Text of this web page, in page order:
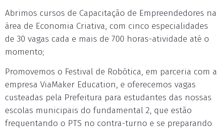
Abrimos cursos de Capacitação de Empreendedores na
área de Economia Criativa, com cinco especialidades
de 30 vagas cada e mais de 700 horas-atividade até o
momento;
Promovemos o Festival de Robótica, em parceria com a
empresa ViaMaker Education, e oferecemos vagas
custeadas pela Prefeitura para estudantes das nossas
escolas municipais do fundamental 2, que estão
frequentando o PTS no contra-turno e se preparando